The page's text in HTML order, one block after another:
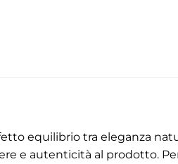
equilibrio tra eleganza
e autenticità al prodotto.